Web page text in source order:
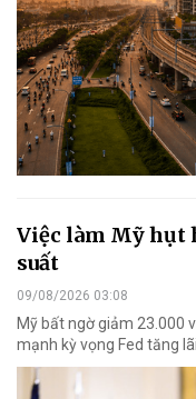
Việc làm Mỹ hụt
suất
09/08/2026 03:08
Mỹ bất ngờ giảm 23.000
mạnh kỳ vọng Fed tăng